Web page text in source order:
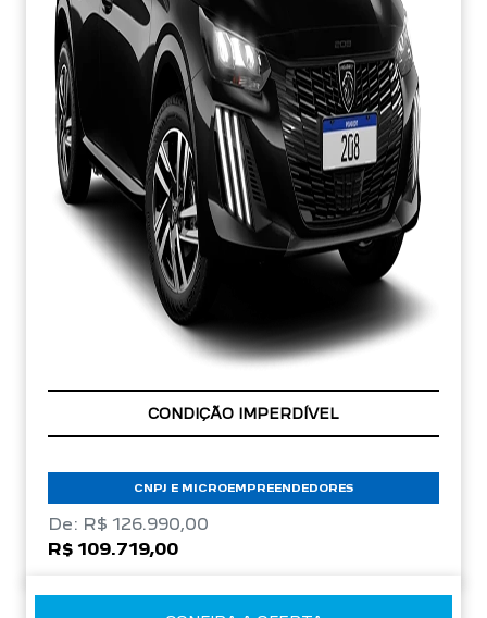
APROVEITE!
CNPJ E MICROEMPREENDEDORES
De: R$ 126.990,00
R$ 109.719,00